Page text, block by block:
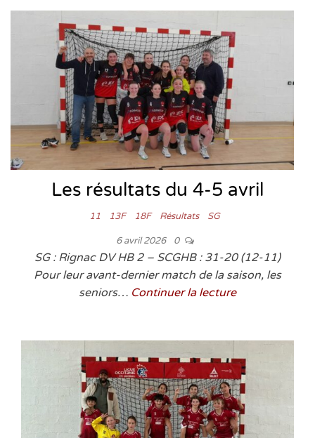
Les résultats du 4-5 avril
11 13F 18F Résultats SG
6 avril 2026 0
SG : Rignac DV HB 2 – SCGHB : 31-20 (12-11)
Pour leur avant-dernier match de la saison, les
seniors… Continuer la lecture